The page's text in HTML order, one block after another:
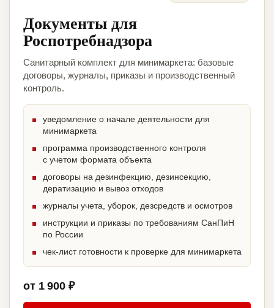
Документы для
Роспотребнадзора
Санитарный комплект для минимаркета: базовые
договоры, журналы, приказы и производственный
контроль.
уведомление о начале деятельности для
минимаркета
программа производственного контроля
с учетом формата объекта
договоры на дезинфекцию, дезинсекцию,
дератизацию и вывоз отходов
журналы учета, уборок, дезсредств и осмотров
инструкции и приказы по требованиям СанПиН
по России
чек-лист готовности к проверке для минимаркета
от 1 900 ₽